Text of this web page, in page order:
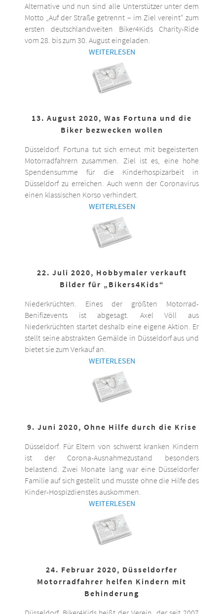
Alternative und nun sind alle Unterstützer unter dem
Motto „Auf der Straße getrennt – im Ziel vereint“ zum
ersten deutschlandweiten Biker4Kids Charity-Ride
vom 28. bis zum 30. August eingeladen.
WEITERLESEN
13. August 2020, Was Fortuna und die
Biker bezwecken wollen
Düsseldorf. Fortuna tut sich erneut mit begeisterten
Motorradfahrern zusammen. Ziel ist es, eine hohe
Spendensumme für die Kinderhospizarbeit in
Düsseldorf zu erreichen. Auch wenn der Coronavirus
einen klassischen Korso verhindert.
WEITERLESEN
22. Juli 2020, Hobbymaler verkauft
Bilder für „Bikers4Kids“
Niederkrüchten. Eines der größten Motorrad-
Benifizevents ist abgesagt. Axel Völl aus
Niederkrüchten startet deshalb eine eigene Aktion. Er
stellt seine abstrakten Gemälde in Düsseldorf aus und
bietet sie zum Verkauf an.
WEITERLESEN
9. Juni 2020, Ohne Hilfe durch die Krise
Düsseldorf. Für Eltern von schwerst kranken Kindern
ist der Corona-Ausnahmezustand besonders
belastend. Zwei Monate lang war eine Düsseldorfer
Familie auf sich gestellt und musste ohne die Hilfe des
Kinder-Hospizdienstes auskommen.
WEITERLESEN
24. Februar 2020, Düsseldorfer
Motorradfahrer helfen Kindern mit
Behinderung